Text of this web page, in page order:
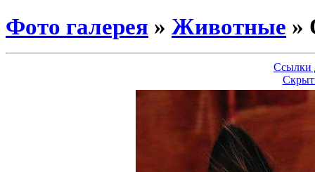
Фото галерея » Животные »
Ссылки